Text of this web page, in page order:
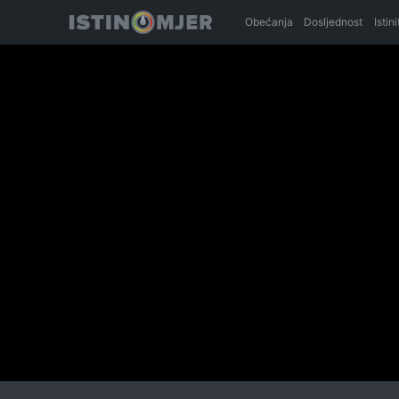
Obećanja Dosljednost